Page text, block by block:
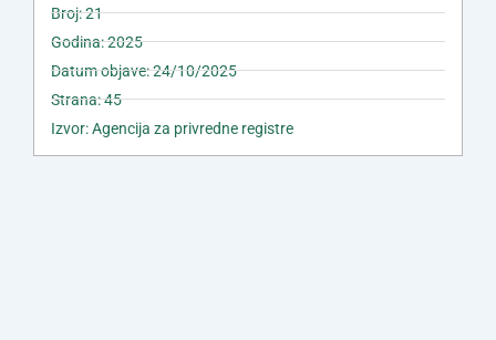
Broj: 21
Godina: 2025
Datum objave: 24/10/2025
Strana: 45
Izvor: Agencija za privredne registre